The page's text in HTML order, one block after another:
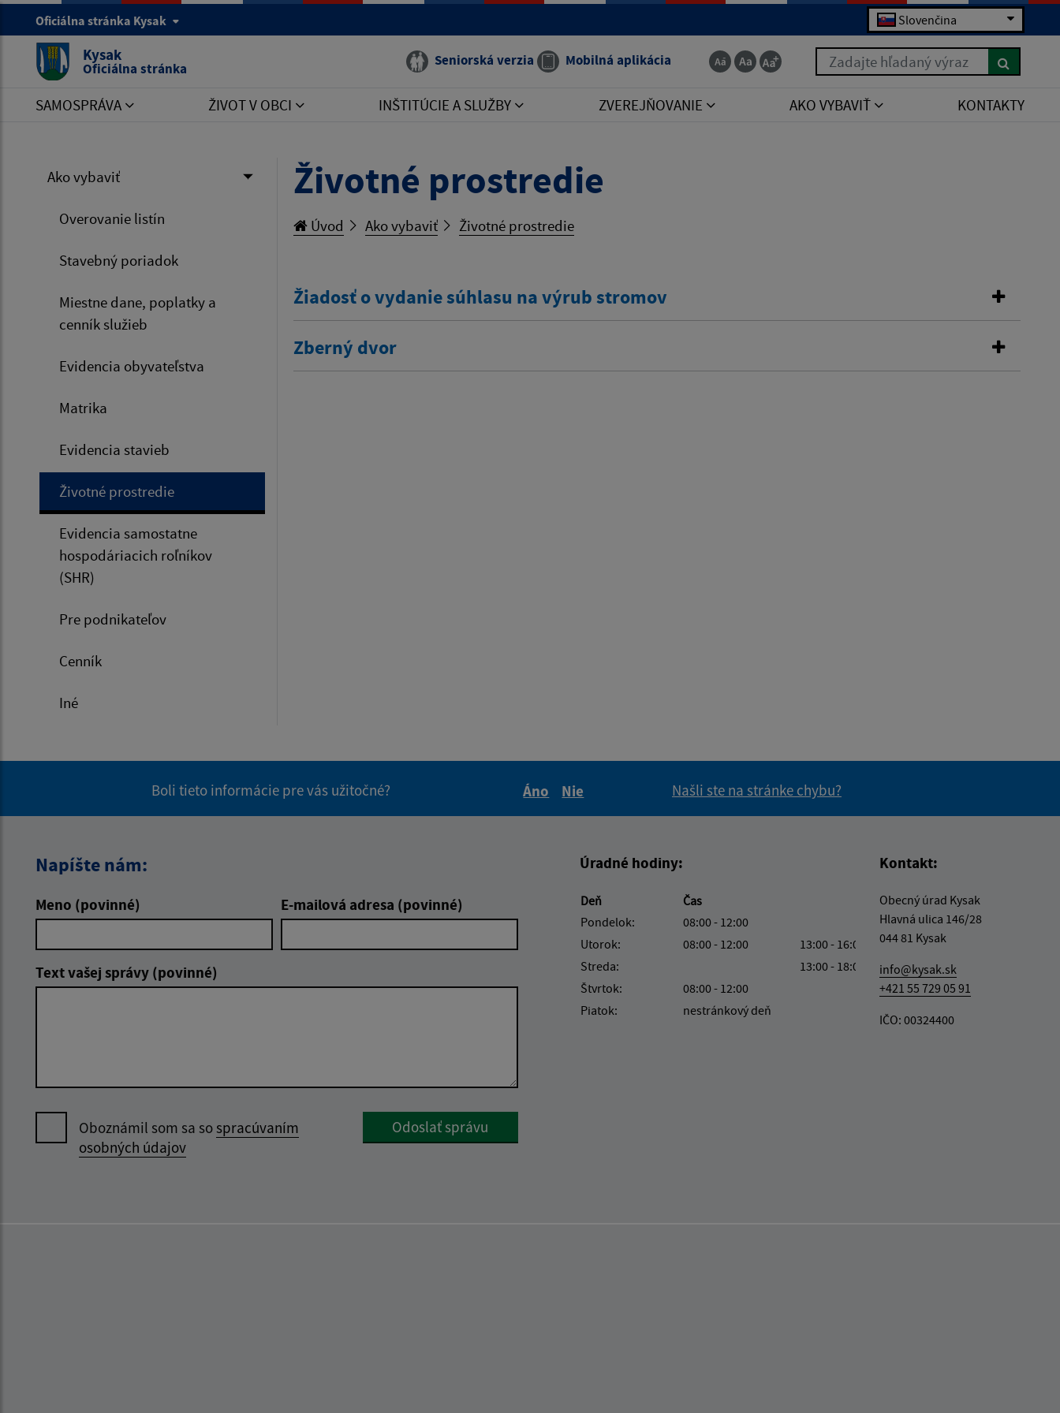
Oficiálna stránka Kysak Slovenčina
Kysak
Oficiálna stránka Seniorská verzia Mobilná aplikácia Zadajte hľadaný výraz
SAMOSPRÁVA ŽIVOT V OBCI INŠTITÚCIE A SLUŽBY ZVEREJŇOVANIE AKO VYBAVIŤ KONTAKTY
Ako vybaviť
Overovanie listín
Stavebný poriadok
Miestne dane, poplatky a
cenník služieb
Evidencia obyvateľstva
Matrika
Evidencia stavieb
Životné prostredie
Evidencia samostatne
hospodáriacich roľníkov
(SHR)
Pre podnikateľov
Cenník
Iné
Životné prostredie
Úvod Ako vybaviť Životné prostredie
Žiadosť o vydanie súhlasu na výrub stromov
Zberný dvor
Boli tieto informácie pre vás užitočné?
Áno
Nie
Našli ste na stránke chybu?
Napíšte nám:
Meno (povinné) E-mailová adresa (povinné)
Text vašej správy (povinné)
Oboznámil som sa sospracúvaním
osobných údajov
Google reCaptcha Response
Odoslať správu
Úradné hodiny:
Deň
Čas
Pondelok:
08:00 - 12:00
Utorok:
08:00 - 12:00
13:00 - 16:00
Streda:
13:00 - 18:00
Štvrtok:
08:00 - 12:00
Piatok:
nestránkový deň
Kontakt:
Obecný úrad Kysak
Hlavná ulica 146/28
044 81 Kysak
info@kysak.sk
+421 55 729 05 91
IČO: 00324400